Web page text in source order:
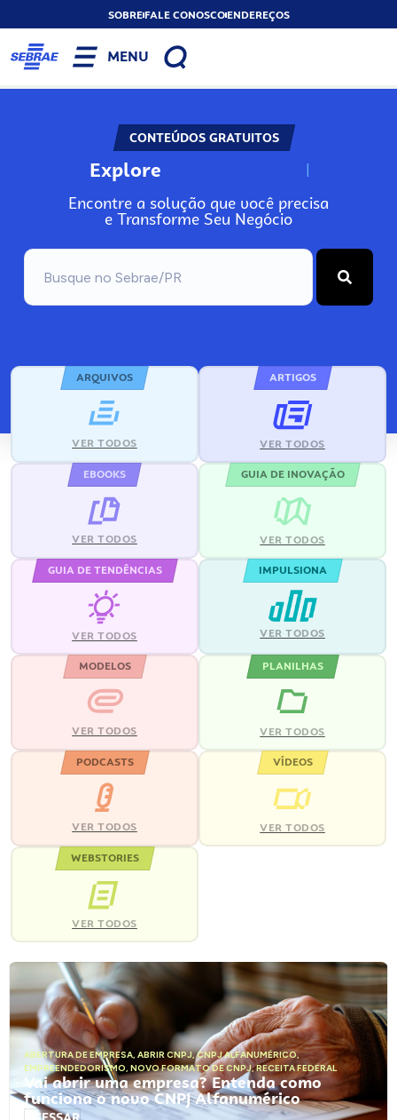
SOBREFALE CONOSCOENDEREÇOS
MENU
CONTEÚDOS GRATUITOS
Explore N
Encontre a solução que você precisa
e Transforme Seu Negócio
ARQUIVOS
VER TODOS
ARTIGOS
VER TODOS
EBOOKS
VER TODOS
GUIA DE INOVAÇÃO
VER TODOS
GUIA DE TENDÊNCIAS
VER TODOS
IMPULSIONA
VER TODOS
MODELOS
VER TODOS
PLANILHAS
VER TODOS
PODCASTS
VER TODOS
VÍDEOS
VER TODOS
WEBSTORIES
VER TODOS
ABERTURA DE EMPRESA, ABRIR CNPJ,CNPJ ALFANUMÉRICO,
EMPREENDEDORISMO, NOVO FORMATO DE CNPJ,RECEITA FEDERAL
Vai abrir uma empresa? Entenda como
funciona o novo CNPJ Alfanumérico